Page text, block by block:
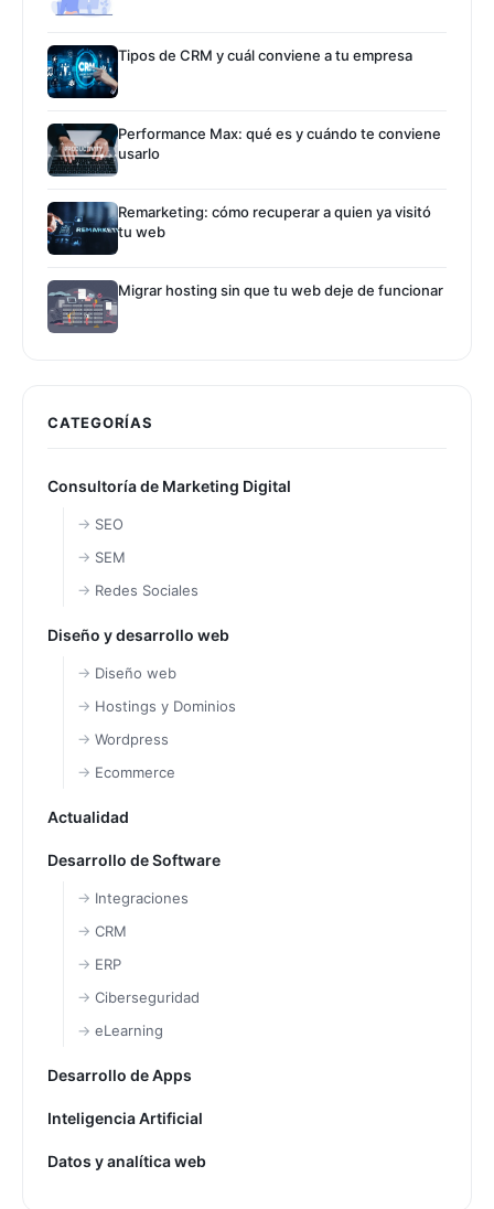
Tipos de CRM y cuál conviene a tu empresa
Performance Max: qué es y cuándo te conviene
usarlo
Remarketing: cómo recuperar a quien ya visitó
tu web
Migrar hosting sin que tu web deje de funcionar
CATEGORÍAS
Consultoría de Marketing Digital
SEO
SEM
Redes Sociales
Diseño y desarrollo web
Diseño web
Hostings y Dominios
Wordpress
Ecommerce
Actualidad
Desarrollo de Software
Integraciones
CRM
ERP
Ciberseguridad
eLearning
Desarrollo de Apps
Inteligencia Artificial
Datos y analítica web